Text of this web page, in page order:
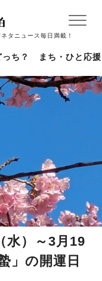
タニュース毎日満載！
ち？ まち・ひと応援
水）～3月19
」の開運日